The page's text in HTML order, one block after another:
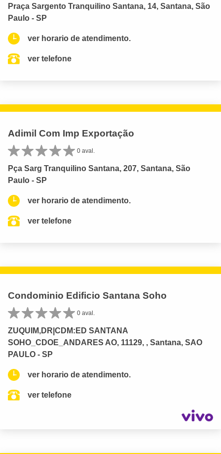
Praça Sargento Tranquilino Santana, 14, Santana, São
Paulo - SP
ver horario de atendimento.
ver telefone
Adimil Com Imp Exportação
0 aval.
Pça Sarg Tranquilino Santana, 207, Santana, São
Paulo - SP
ver horario de atendimento.
ver telefone
Condominio Edificio Santana Soho
0 aval.
ZUQUIM,DR|CDM:ED SANTANA
SOHO_CDOE_ANDARES AO, 11129, , Santana, SAO
PAULO - SP
ver horario de atendimento.
ver telefone